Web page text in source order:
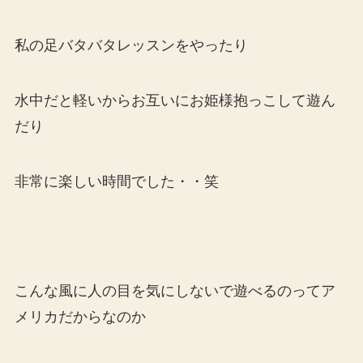
私の足バタバタレッスンをやったり
水中だと軽いからお互いにお姫様抱っこして遊ん
だり
非常に楽しい時間でした・・笑
こんな風に人の目を気にしないで遊べるのってア
メリカだからなのか